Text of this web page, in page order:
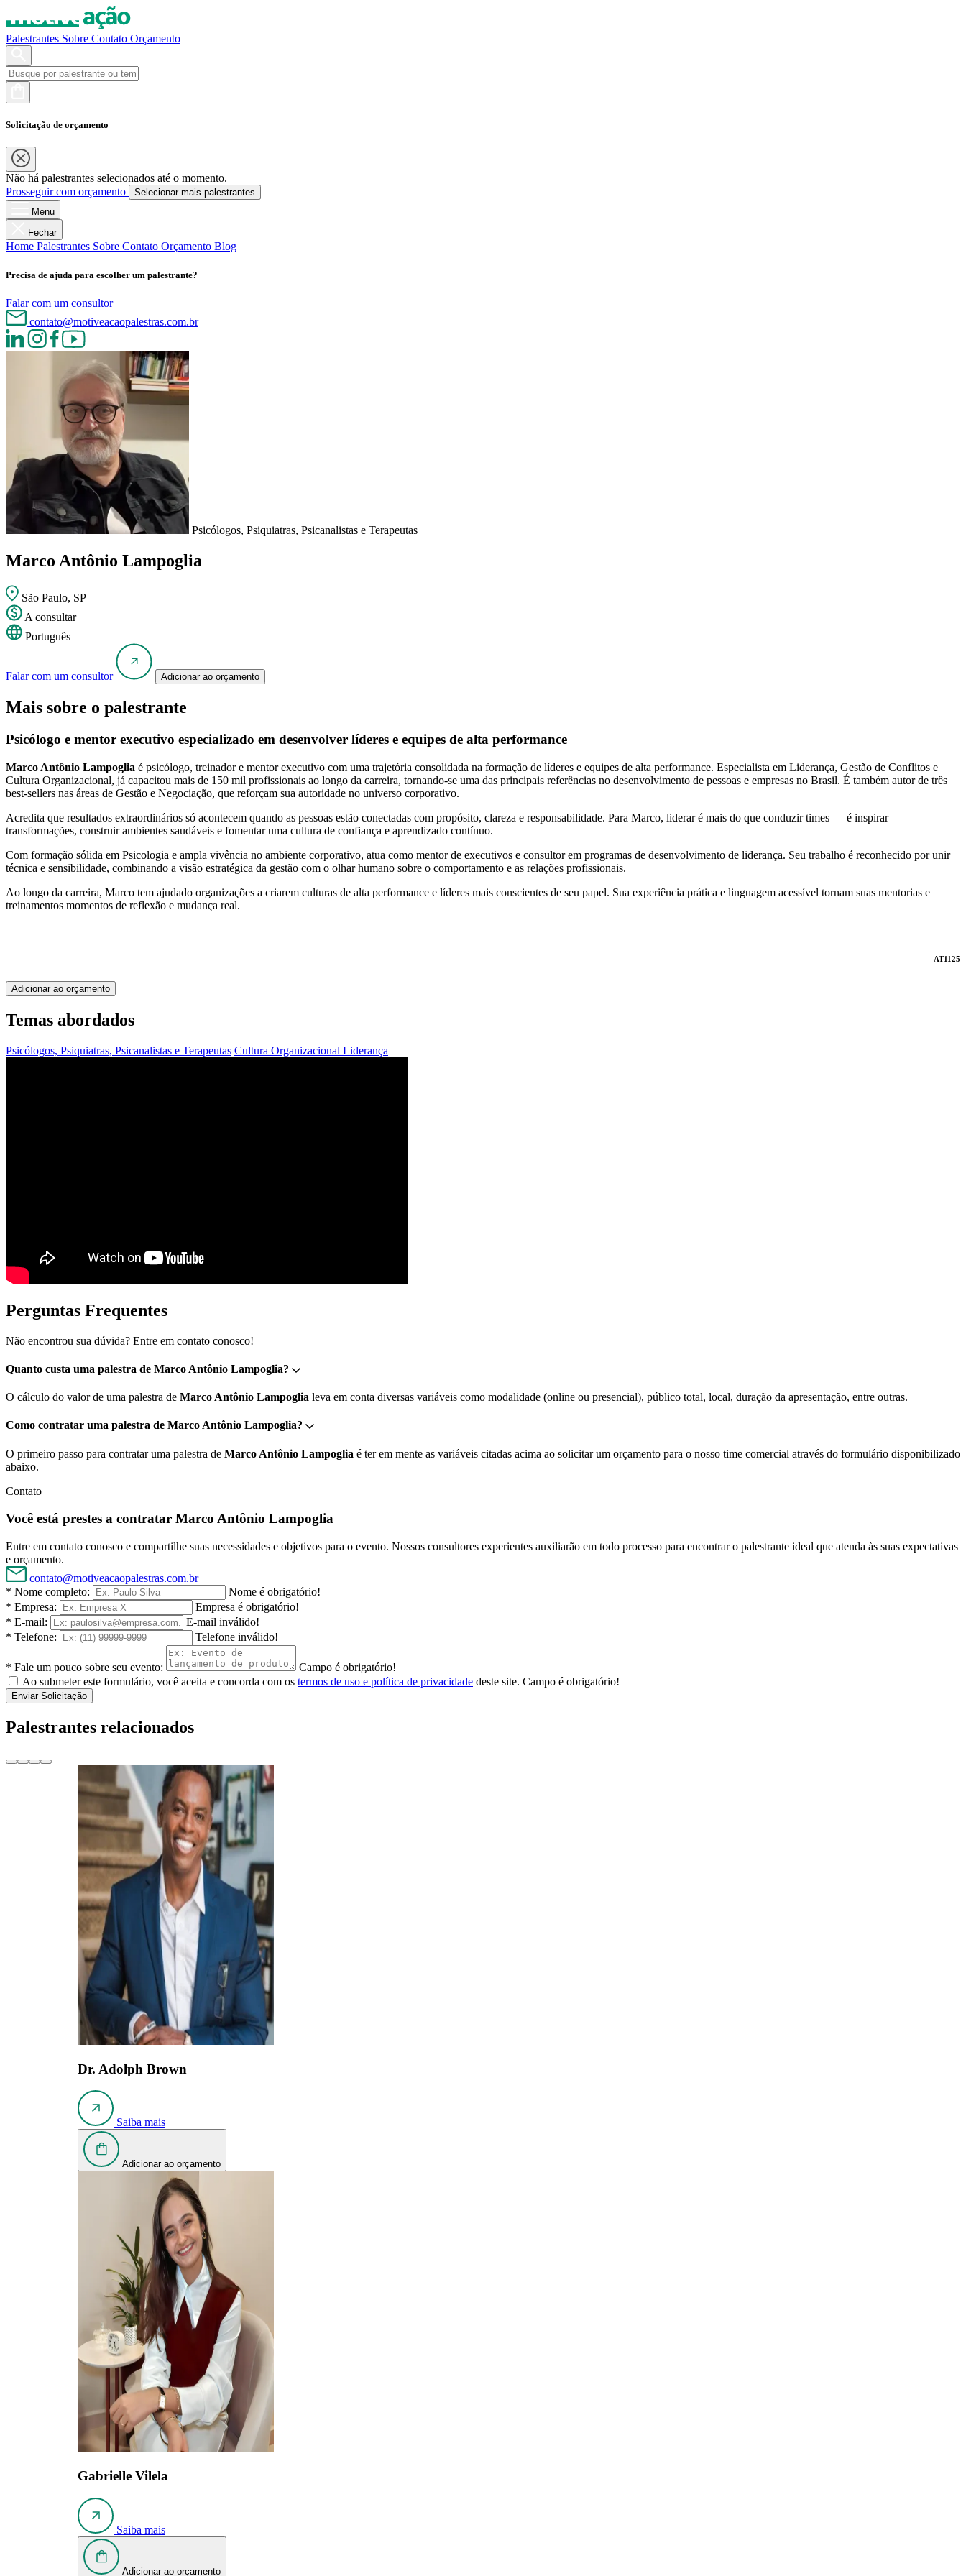
Palestrantes Sobre Contato Orçamento
Solicitação de orçamento
Não há palestrantes selecionados até o momento.
Prosseguir com orçamento
Selecionar mais palestrantes
Menu
Fechar
Home Palestrantes Sobre Contato Orçamento Blog
Precisa de ajuda para escolher um palestrante?
Falar com um consultor
contato@motiveacaopalestras.com.br
Psicólogos, Psiquiatras, Psicanalistas e Terapeutas
Marco Antônio Lampoglia
São Paulo, SP
A consultar
Português
Falar com um consultor Adicionar ao orçamento
Mais sobre o palestrante
Psicólogo e mentor executivo especializado em desenvolver líderes e equipes de alta performance
Marco Antônio Lampoglia é psicólogo, treinador e mentor executivo com uma trajetória consolidada na formação de líderes e equipes de alta performance. Especialista em Liderança, Gestão de Conflitos e
Cultura Organizacional, já capacitou mais de 150 mil profissionais ao longo da carreira, tornando-se uma das principais referências no desenvolvimento de pessoas e empresas no Brasil. É também autor de três
best-sellers nas áreas de Gestão e Negociação, que reforçam sua autoridade no universo corporativo.
Acredita que resultados extraordinários só acontecem quando as pessoas estão conectadas com propósito, clareza e responsabilidade. Para Marco, liderar é mais do que conduzir times — é inspirar
transformações, construir ambientes saudáveis e fomentar uma cultura de confiança e aprendizado contínuo.
Com formação sólida em Psicologia e ampla vivência no ambiente corporativo, atua como mentor de executivos e consultor em programas de desenvolvimento de liderança. Seu trabalho é reconhecido por unir
técnica e sensibilidade, combinando a visão estratégica da gestão com o olhar humano sobre o comportamento e as relações profissionais.
Ao longo da carreira, Marco tem ajudado organizações a criarem culturas de alta performance e líderes mais conscientes de seu papel. Sua experiência prática e linguagem acessível tornam suas mentorias e
treinamentos momentos de reflexão e mudança real.
AT1125
Adicionar ao orçamento
Temas abordados
Psicólogos, Psiquiatras, Psicanalistas e Terapeutas Cultura Organizacional Liderança
Perguntas Frequentes
Não encontrou sua dúvida? Entre em contato conosco!
Quanto custa uma palestra de Marco Antônio Lampoglia?
O cálculo do valor de uma palestra de Marco Antônio Lampoglia leva em conta diversas variáveis como modalidade (online ou presencial), público total, local, duração da apresentação, entre outras.
Como contratar uma palestra de Marco Antônio Lampoglia?
O primeiro passo para contratar uma palestra de Marco Antônio Lampoglia é ter em mente as variáveis citadas acima ao solicitar um orçamento para o nosso time comercial através do formulário disponibilizado
abaixo.
Contato
Você está prestes a contratar Marco Antônio Lampoglia
Entre em contato conosco e compartilhe suas necessidades e objetivos para o evento. Nossos consultores experientes auxiliarão em todo processo para encontrar o palestrante ideal que atenda às suas expectativas
e orçamento.
contato@motiveacaopalestras.com.br
* Nome completo:
Nome é obrigatório!
* Empresa:
Empresa é obrigatório!
* E-mail:
E-mail inválido!
* Telefone:
Telefone inválido!
* Fale um pouco sobre seu evento:
Campo é obrigatório!
Ao submeter este formulário, você aceita e concorda com os termos de uso e política de privacidade deste site. Campo é obrigatório!
Enviar Solicitação
Palestrantes relacionados
Dr. Adolph Brown
Saiba mais
Adicionar ao orçamento
Gabrielle Vilela
Saiba mais
Adicionar ao orçamento